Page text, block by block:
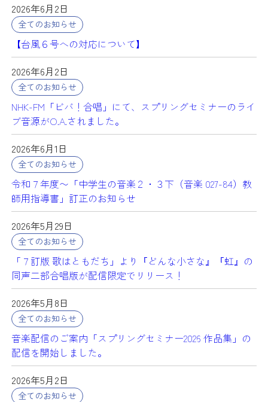
2026年6月2日
全てのお知らせ
【台風６号への対応について】
2026年6月2日
全てのお知らせ
NHK-FM「ビバ！合唱」にて、スプリングセミナーのライ
ブ音源がO.A.されました。
2026年6月1日
全てのお知らせ
令和７年度〜「中学生の音楽２・３下（音楽 027-84）教
師用指導書」訂正のお知らせ
2026年5月29日
全てのお知らせ
「７訂版 歌はともだち」より『どんな小さな』『虹』の
同声二部合唱版が配信限定でリリース！
2026年5月8日
全てのお知らせ
音楽配信のご案内「スプリングセミナー2026 作品集」の
配信を開始しました。
2026年5月2日
全てのお知らせ